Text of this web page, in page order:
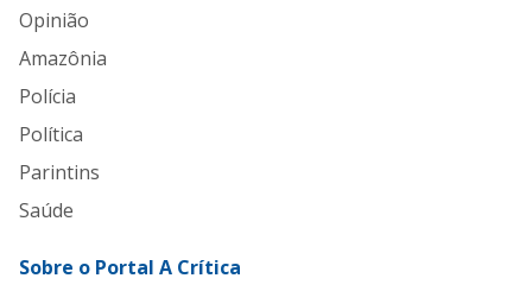
Opinião
Amazônia
Polícia
Política
Parintins
Saúde
Sobre o Portal A Crítica